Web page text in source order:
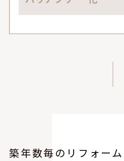
築年数毎のリフォーム